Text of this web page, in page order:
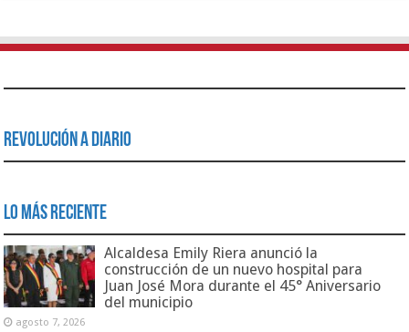
Revolución a Diario
Lo Más Reciente
Alcaldesa Emily Riera anunció la
construcción de un nuevo hospital para
Juan José Mora durante el 45° Aniversario
del municipio
agosto 7, 2026